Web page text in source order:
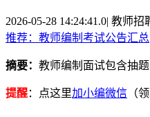
2026-05-28 14:24:41.0| 教师招
推荐：教师编制考试公告汇总
摘要： 教师编制面试包含抽
提醒：点这里加小编微信 （